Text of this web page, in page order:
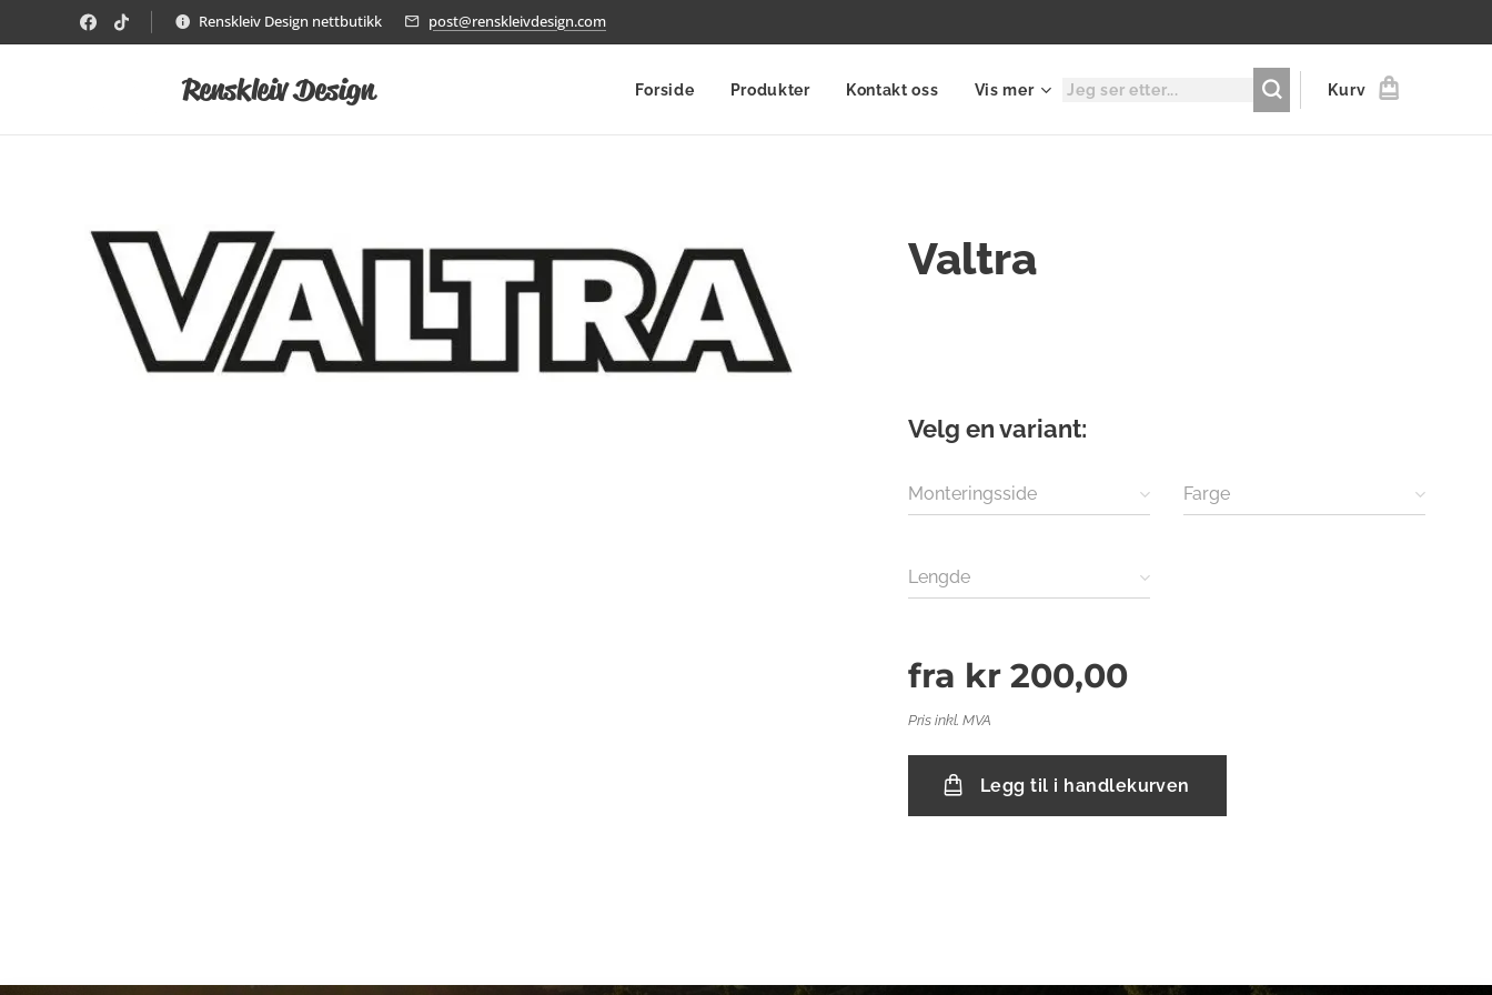
Renskleiv Design nettbutikk post@renskleivdesign.com
Renskleiv Design Forside Produkter Kontakt oss Vis mer Kurv
Valtra
Velg en variant:
Monteringsside Farge
Lengde
fra kr200,00
Pris inkl. MVA
Legg til i handlekurven